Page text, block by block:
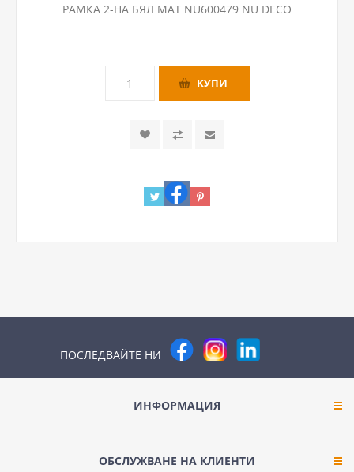
РАМКА 2-НА БЯЛ МАТ NU600479 NU DECO
ПОСЛЕДВАЙТЕ НИ
ИНФОРМАЦИЯ
ОБСЛУЖВАНЕ НА КЛИЕНТИ